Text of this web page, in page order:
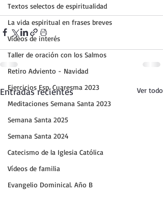
Textos selectos de espiritualidad
La vida espiritual en frases breves
Vídeos de interés
Taller de oración con los Salmos
Retiro Adviento - Navidad
Ejercicios Esp. Cuaresma 2023
Meditaciones Semana Santa 2023
Semana Santa 2025
Semana Santa 2024
Catecismo de la Iglesia Católica
Vídeos de familia
Evangelio Dominical. Año B
Entradas recientes Ver todo